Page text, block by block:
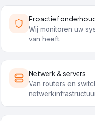
Proactief
Wij monitoren uw
van heeft.
Netwerk & servers
Van routers en